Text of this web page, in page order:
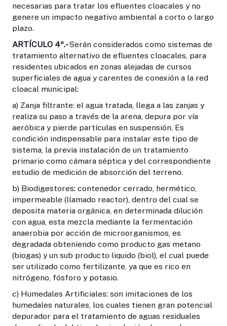
necesarias para tratar los efluentes cloacales y no
genere un impacto negativo ambiental a corto o largo
plazo.
ARTÍCULO 4º.-Serán considerados como sistemas de
tratamiento alternativo de efluentes cloacales, para
residentes ubicados en zonas alejadas de cursos
superficiales de agua y carentes de conexión a la red
cloacal municipal:
a) Zanja filtrante: el agua tratada, llega a las zanjas y
realiza su paso a través de la arena, depura por vía
aeróbica y pierde partículas en suspensión. Es
condición indispensable para instalar este tipo de
sistema, la previa instalación de un tratamiento
primario como cámara séptica y del correspondiente
estudio de medición de absorción del terreno.
b) Biodigestores: contenedor cerrado, hermético,
impermeable (llamado reactor), dentro del cual se
deposita materia orgánica, en determinada dilución
con agua, esta mezcla mediante la fermentación
anaerobia por acción de microorganismos, es
degradada obteniendo como producto gas metano
(biogas) y un sub producto liquido (biol), el cual puede
ser utilizado como fertilizante, ya que es rico en
nitrógeno, fósforo y potasio.
c) Humedales Artificiales: son imitaciones de los
humedales naturales, los cuales tienen gran potencial
depurador para el tratamiento de aguas residuales